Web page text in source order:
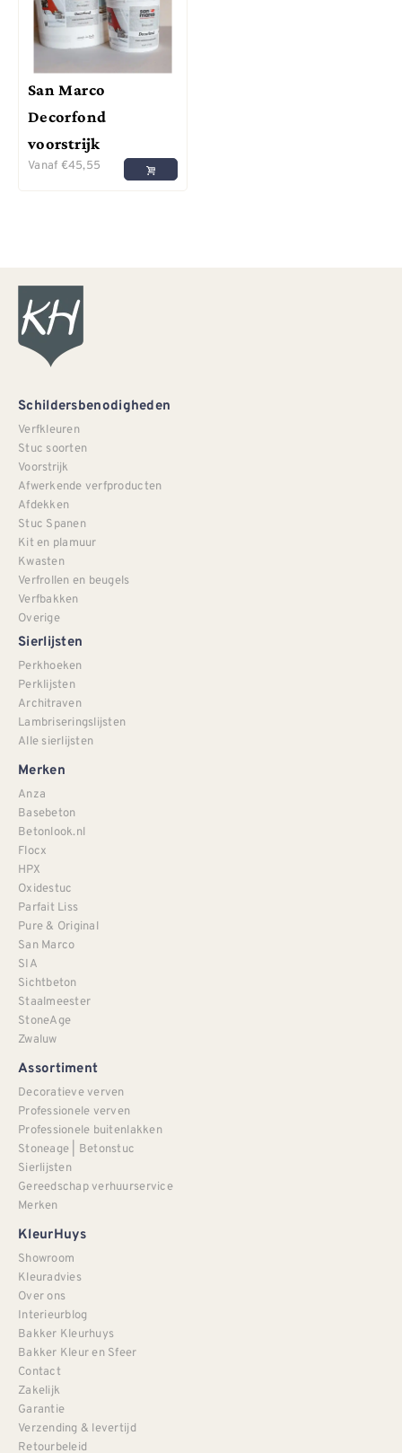
San Marco
Decorfond
voorstrijk
Vanaf €45,55
Schildersbenodigheden
Verfkleuren
Stuc soorten
Voorstrijk
Afwerkende verfproducten
Afdekken
Stuc Spanen
Kit en plamuur
Kwasten
Verfrollen en beugels
Verfbakken
Overige
Sierlijsten
Perkhoeken
Perklijsten
Architraven
Lambriseringslijsten
Alle sierlijsten
Merken
Anza
Basebeton
Betonlook.nl
Flocx
HPX
Oxidestuc
Parfait Liss
Pure & Original
San Marco
SIA
Sichtbeton
Staalmeester
StoneAge
Zwaluw
Assortiment
Decoratieve verven
Professionele verven
Professionele buitenlakken
Stoneage | Betonstuc
Sierlijsten
Gereedschap verhuurservice
Merken
KleurHuys
Showroom
Kleuradvies
Over ons
Interieurblog
Bakker Kleurhuys
Bakker Kleur en Sfeer
Contact
Zakelijk
Garantie
Verzending & levertijd
Retourbeleid